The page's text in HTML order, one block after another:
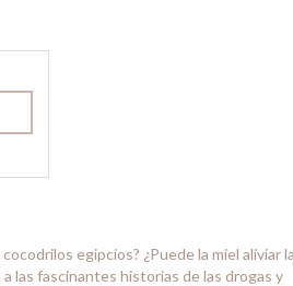
egipcios? ¿Puede la miel aliviar la
las fascinantes historias de las drogas y